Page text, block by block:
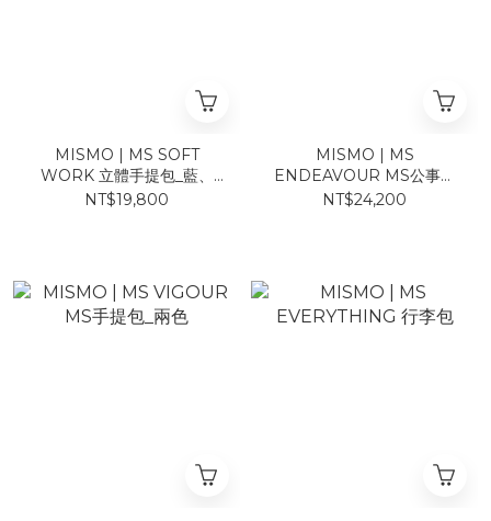
MISMO | MS SOFT
WORK 立體手提包_藍、
綠、卡其、迷彩
NT$19,800
MISMO | MS
ENDEAVOUR MS公事包
_NAVY/DARK BROWN
NT$24,200